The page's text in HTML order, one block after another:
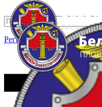
Регистрация Вход